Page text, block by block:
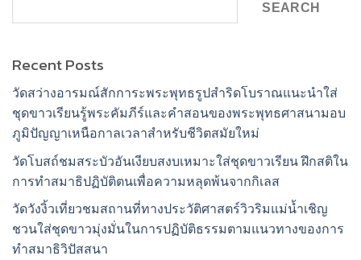
SEARCH
Recent Posts
วัดสว่างอารมณ์สักการะพระพุทธรูปสำริดโบราณแนะนำใส่
ชุดขาวเรียนรู้พระคัมภีร์และคำสอนของพระพุทธศาสนามอบ
ภูมิปัญญาเหนือกาลเวลาสำหรับชีวิตสมัยใหม่
วัดโบสถ์ชมสระบัวอันเงียบสงบเหมาะใส่ชุดขาวเรียน ฝึกสติใน
การทำสมาธิปฏิบัติตนเพื่อความหลุดพ้นจากกิเลส
วัดวังงิ้วเที่ยวชมสถานที่ทางประวัติศาสตร์วิวริมแม่น้ำเชิญ
ชวนใส่ชุดขาวมุ่งมั่นในการปฏิบัติธรรมตามแนวทางของการ
ทำสมาธิวิปัสสนา